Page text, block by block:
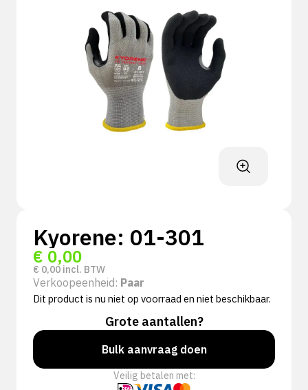
Kyorene: 01-301
€ 0,00
€ 0,00 incl. BTW
Verkoopeenheid: Paar
Dit product is nu niet op voorraad en niet beschikbaar.
Grote aantallen?
Bulk aanvraag doen
Veilig betalen met: